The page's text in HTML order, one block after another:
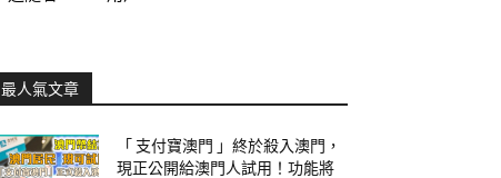
最人氣文章
「 支付寶澳門 」終於殺入澳門，
現正公開給澳門人試用！功能將